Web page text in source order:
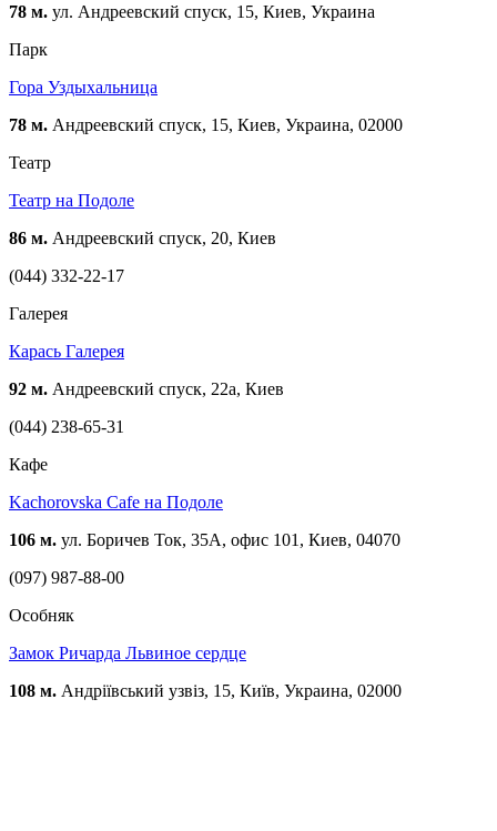
78 м. ул. Андреевский спуск, 15, Киев, Украина
Парк
Гора Уздыхальница
78 м. Андреевский спуск, 15, Киев, Украина, 02000
Театр
Театр на Подоле
86 м. Андреевский спуск, 20, Киев
(044) 332-22-17
Галерея
Карась Галерея
92 м. Андреевский спуск, 22а, Киев
(044) 238-65-31
Кафе
Kachorovska Cafe на Подоле
106 м. ул. Боричев Ток, 35А, офис 101, Киев, 04070
(097) 987-88-00
Особняк
Замок Ричарда Львиное сердце
108 м. Андріївський узвіз, 15, Київ, Украина, 02000